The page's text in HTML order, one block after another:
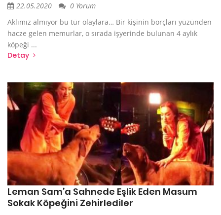
22.05.2020
0 Yorum
Aklımız almıyor bu tür olaylara… Bir kişinin borçları yüzünden
hacze gelen memurlar, o sırada işyerinde bulunan 4 aylık
köpeği ...
Detay
Leman Sam’a Sahnede Eşlik Eden Masum
Sokak Köpeğini Zehirlediler